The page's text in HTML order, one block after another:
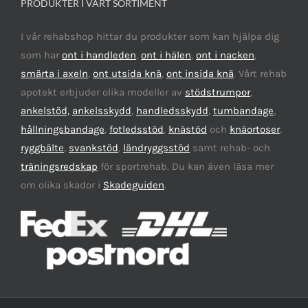
PRODUKTER I VÅRT SORTIMENT
I vår rehabshop hittar du produkter som kan hjälpa dig
som haront i handleden, ont i hälen, ont i nacken,
smärta i axeln, ont utsida knä, ont insida knä. Vårt rehab
apotekt erbjuder olika modeller av stödstrumpor,
ankelstöd, ankelsskydd, handledsskydd, tumbandage,
hållningsbandage, fotledsstöd, knästöd och knäortoser,
ryggbälte, svankstöd, ländryggsstöd samt rehab- och
träningsredskap för sportrehab. Du kan även läsa mer
om olika skador i Skadeguiden.